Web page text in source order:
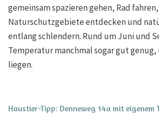
gemeinsam spazieren gehen, Rad fahren,
Naturschutzgebiete entdecken und
entlang schlendern. Rund um Juni und
Temperatur manchmal sogar gut genug,
liegen.
Haustier-Tipp: Denneweg 14a mit eigenem